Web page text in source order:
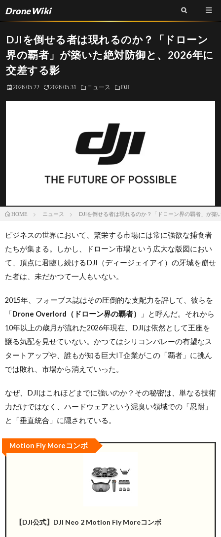
DroneWiki
DJIを倒せる者は現れるのか？「ドローン
界の覇者」が築いた絶対防御と、2026年に
交差する影
2026.05.22 2026.05.31 ニュース DJI
HOME ニュース DJIを倒せる者は現れるのか？「ドローン界の覇者」が築
ビジネスの世界において、繁栄する市場には常に強欲な捕食者
たちが集まる。しかし、ドローン市場という広大な版図におい
て、頂点に君臨し続けるDJI（ディージェイアイ）の牙城を崩せ
た者は、未だかつて一人もいない。
2015年、フォーブス誌はその圧倒的な支配力を評して、彼らを
「Drone Overlord（ドローン界の覇者）
」と呼んだ。それから
10年以上の歳月が流れた2026年現在、DJIは依然として王座を
譲る気配を見せていない。かつてはシリコンバレーの有望なス
タートアップや、誰もが知る巨大IT企業がこの「覇者」に挑ん
では敗れ、市場から消えていった。
なぜ、DJIはこれほどまでに強いのか？その秘密は、単なる技術
力だけではなく、ハードウェアという泥臭い領域での「忍耐」
と「垂直統合」に隠されている。
【DJI公式】DJI Neo 2 Motion Fly Moreコンボ
Motion Fly Moreコンボ